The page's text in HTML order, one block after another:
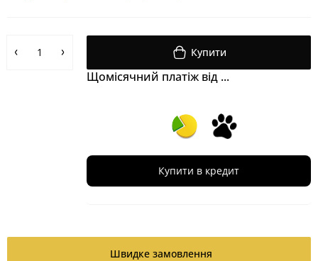
Купити
Щомісячний платіж від ...
Купити в кредит
Швидке замовлення